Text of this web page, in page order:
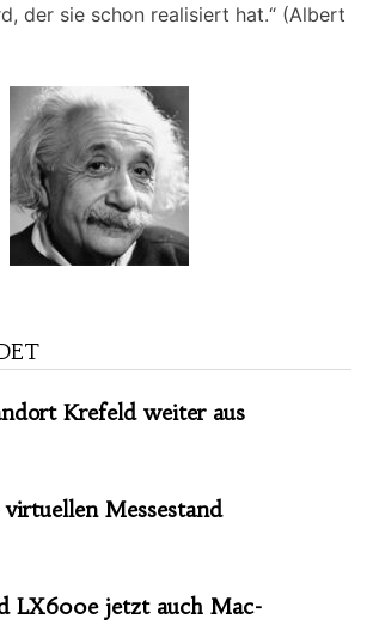
der sie schon realisiert hat.“ (Albert
Krefeld weiter aus
Messestand
LX600e jetzt auch Mac-